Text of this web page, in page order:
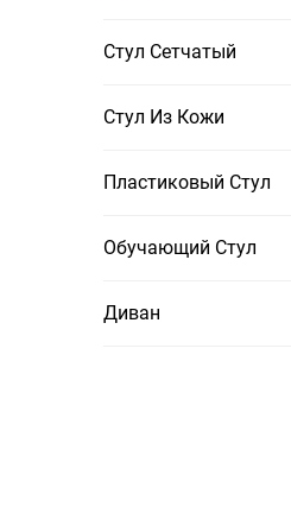
Стул Сетчатый
Стул Из Кожи
Пластиковый Стул
Обучающий Стул
Диван